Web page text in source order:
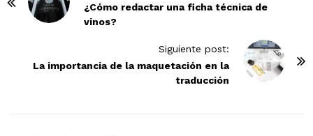
¿Cómo redactar una ficha técnica de
vinos?
Siguiente post:
La importancia de la maquetación en la
traducción